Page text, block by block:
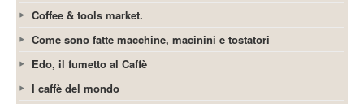
Coffee & tools market.
Come sono fatte macchine, macinini e tostatori
Edo, il fumetto al Caffè
I caffè del mondo